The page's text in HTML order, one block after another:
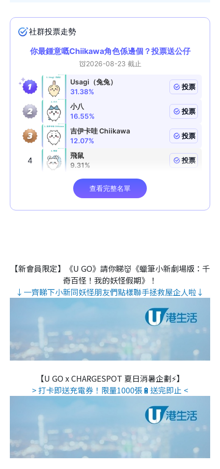
【新會員限定】《U GO》請你睇👹《蠟筆小新劇場版：千
奇百怪！我的妖怪假期》！
↓一齊睇下小新同妖怪朋友們點樣聯手拯救屋企人啦↓
【U GO x CHARGESPOT 夏日消暑企劃⚡】
> 打卡即送充電券！限量1000張🔋送完即止 <